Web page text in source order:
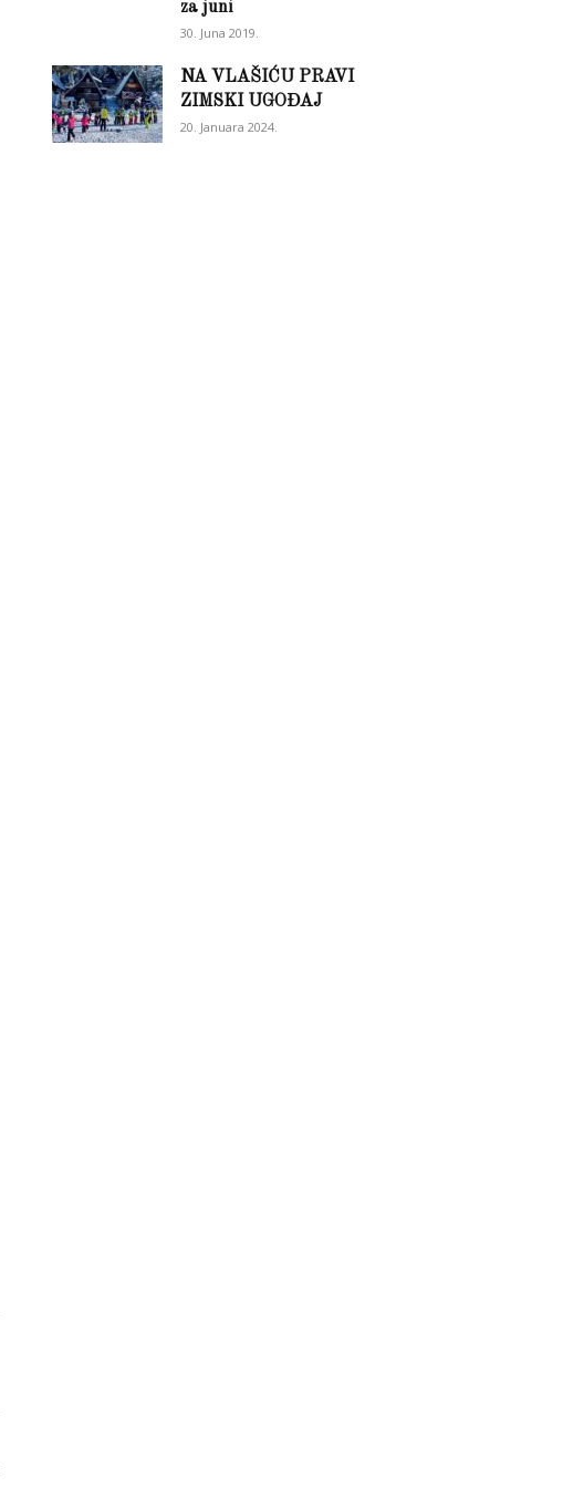
za juni
30. Juna 2019.
NA VLAŠIĆU PRAVI
ZIMSKI UGOĐAJ
20. Januara 2024.